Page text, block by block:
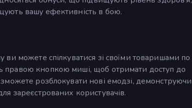
вашу ефективність в бою.
можете спілкуватися зі своїми товаришами по
правою кнопкою миші, щоб отримати доступ до
розблокувати нові емодзі, демонструючи
зареєстрованих користувачів.